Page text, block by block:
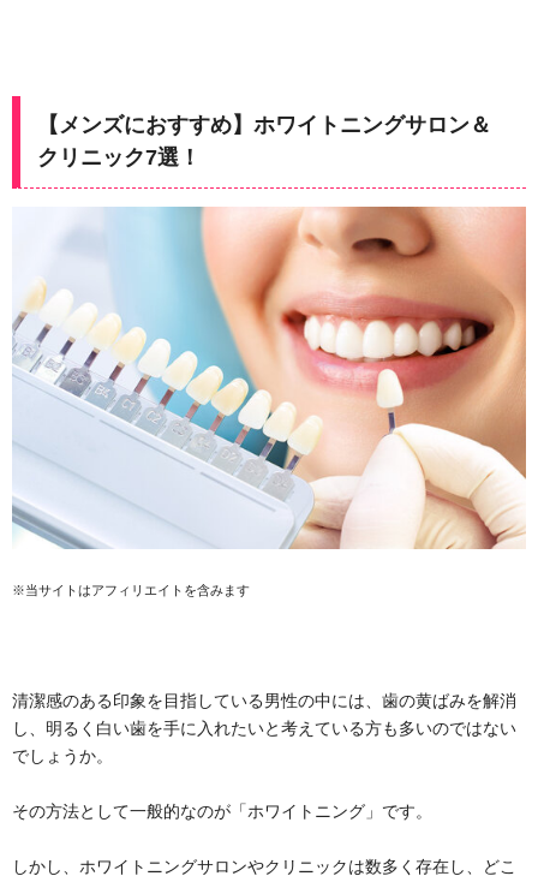
【メンズにおすすめ】ホワイトニングサロン＆
クリニック7選！
※当サイトはアフィリエイトを含みます
清潔感のある印象を目指している男性の中には、歯の黄ばみを解消
し、明るく白い歯を手に入れたいと考えている方も多いのではない
でしょうか。
その方法として一般的なのが「ホワイトニング」です。
しかし、ホワイトニングサロンやクリニックは数多く存在し、どこ